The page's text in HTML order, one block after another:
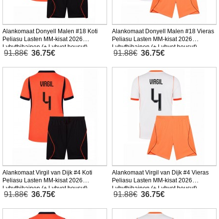
Alankomaat Donyell Malen #18 Koti
Peliasu Lasten MM-kisat 2026
Lyhythihainen (+ Lyhyet housut)
91.88€ 36.75€
Alankomaat Donyell Malen #18 Vieras
Peliasu Lasten MM-kisat 2026
Lyhythihainen (+ Lyhyet housut)
91.88€ 36.75€
Alankomaat Virgil van Dijk #4 Koti
Peliasu Lasten MM-kisat 2026
Lyhythihainen (+ Lyhyet housut)
91.88€ 36.75€
Alankomaat Virgil van Dijk #4 Vieras
Peliasu Lasten MM-kisat 2026
Lyhythihainen (+ Lyhyet housut)
91.88€ 36.75€